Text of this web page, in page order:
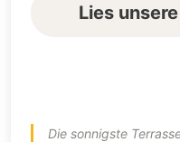
Lies
Die sonnigste